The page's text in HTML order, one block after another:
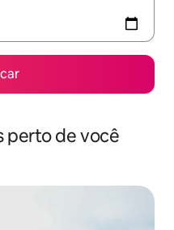
perto de você